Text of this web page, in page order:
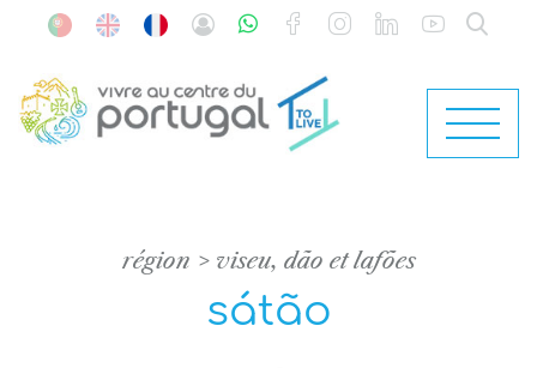
région viseu, dão et lafões
sátão